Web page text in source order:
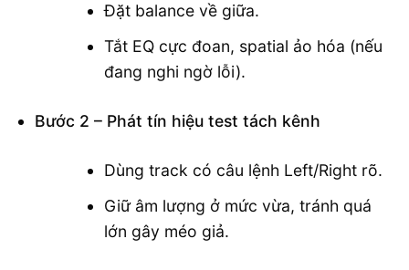
Đặt balance về giữa.
Tắt EQ cực đoan, spatial ảo hóa (nếu
đang nghi ngờ lỗi).
Bước 2 – Phát tín hiệu test tách kênh
Dùng track có câu lệnh Left/Right rõ.
Giữ âm lượng ở mức vừa, tránh quá
lớn gây méo giả.